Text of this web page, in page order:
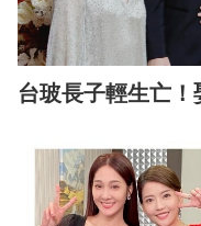
台玻長子輕生亡